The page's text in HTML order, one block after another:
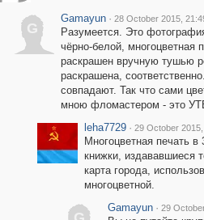
G
Gamayun · 28 October 2015,
Разумеется. Это
чёрно-белой, многоцветная
раскрашен вручную тушью
раскрашена,
совпадают. Так что сами
мною фломастером - это
leha7729 · 29 October
Многоцветная печать
книжки, издававшиеся
карта города,
многоцветной.
Gamayun · 29